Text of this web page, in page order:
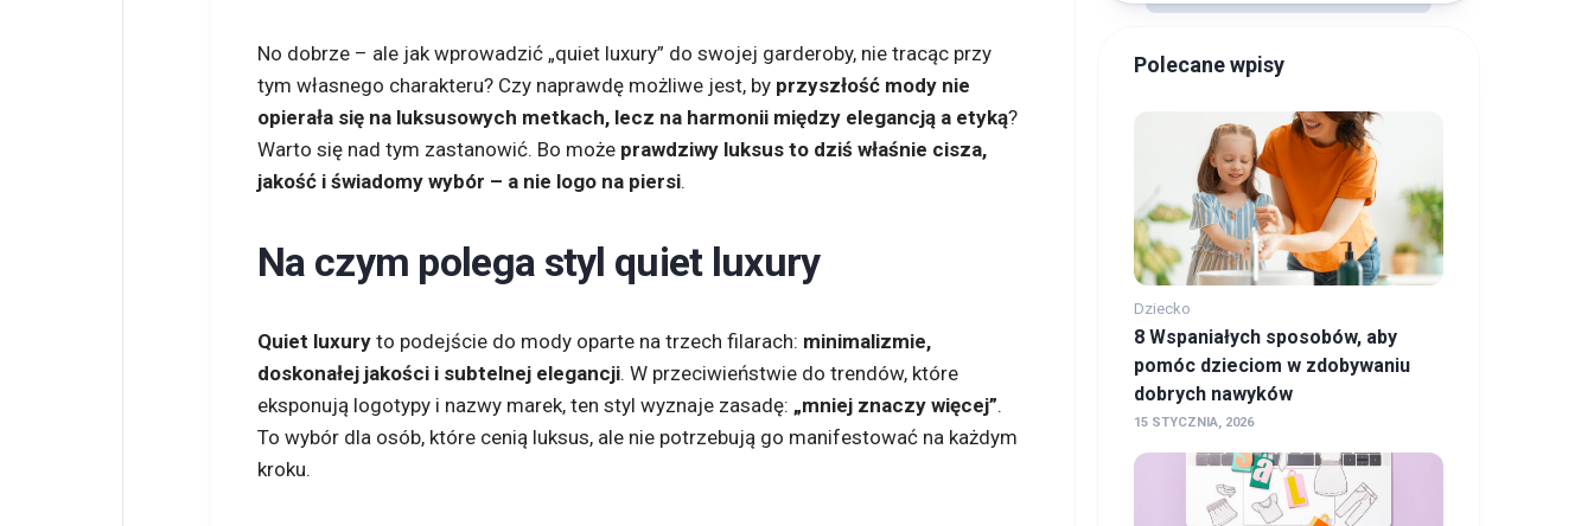
No dobrze – ale jak wprowadzić „quiet luxury” do swojej garderoby, nie tracąc przy
tym własnego charakteru? Czy naprawdę możliwe jest, by przyszłość mody nie
opierała się na luksusowych metkach, lecz na harmonii między elegancją a etyką?
Warto się nad tym zastanowić. Bo może prawdziwy luksus to dziś właśnie cisza,
jakość i świadomy wybór – a nie logo na piersi.
Na czym polega styl quiet luxury
Quiet luxury to podejście do mody oparte na trzech filarach: minimalizmie,
doskonałej jakości i subtelnej elegancji. W przeciwieństwie do trendów, które
eksponują logotypy i nazwy marek, ten styl wyznaje zasadę: „mniej znaczy więcej”.
To wybór dla osób, które cenią luksus, ale nie potrzebują go manifestować na każdym
kroku.
Polecane wpisy
Dziecko
8 Wspaniałych sposobów, aby
pomóc dzieciom w zdobywaniu
dobrych nawyków
15 STYCZNIA, 2026